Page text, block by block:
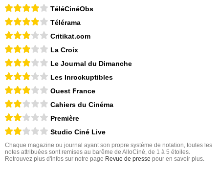
TéléCinéObs
Télérama
Critikat.com
La Croix
Le Journal du Dimanche
Les Inrockuptibles
Ouest France
Cahiers du Cinéma
Première
Studio Ciné Live
Chaque magazine ou journal ayant son propre système de notation, toutes les
notes attribuées sont remises au barême de AlloCiné, de 1 à 5 étoiles.
Retrouvez plus d'infos sur notre page Revue de presse pour en savoir plus.